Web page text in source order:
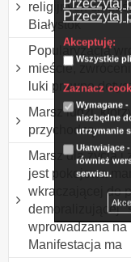
Przeczytaj
Przeczytaj
Akceptuję:
Wszystkie
Zaznacz
Wymagane
niezbędne
utrzymanie
Ułatwiające
również
serwisu.
religijnych
Białystok
Popularyzacja
mieście,
luki prawne
Marsz ludzi,
przychodzą.
Marsz dla życia i
jest pokojowa
wkraczającej do
demoralizującej
wprowadzana na
Manifestacja ma